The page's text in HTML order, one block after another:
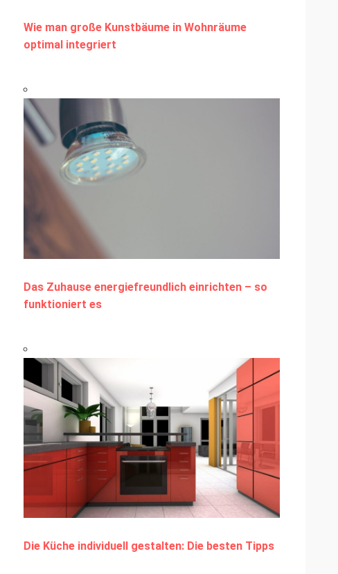
Wie man große Kunstbäume in Wohnräume
optimal integriert
Das Zuhause energiefreundlich einrichten – so
funktioniert es
Die Küche individuell gestalten: Die besten Tipps